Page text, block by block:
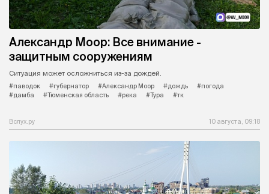
Александр Моор: Все внимание -
защитным сооружениям
Ситуация может осложниться из-за дождей.
#паводок
#губернатор #Александр Моор #дождь
#погода
#дамба
#Тюменская область #река #Тура #тк
Вслух.ру 10 августа, 09:18